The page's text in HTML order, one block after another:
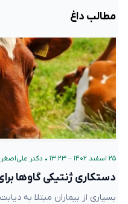
مطالب داغ
۲۵ اسفند ۱۴۰۲ – ۱۳:۲۳ • دکتر
دستکاری ژنتیکی گاوها
بسیاری از بیماران مبتلا به